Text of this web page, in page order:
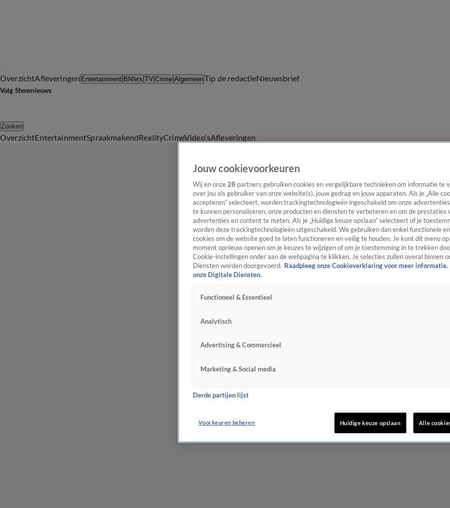
OverzichtAfleveringen Entertainment BN'ers TV Crime AlgemeenTip de redactieNieuwsbrief
Volg Shownieuws
Zoeken
OverzichtEntertainmentSpraakmakendRealityCrimeVideo'sAfleveringen
Jouw cookievoorkeuren
Wij en onze 28 partners gebruiken cookies en vergelijkbare technieken om informatie te
over jou als gebruiker van onze website(s), jouw gedrag en jouw apparaten. Als je „Alle
accepteren” selecteert, worden trackingtechnologieën ingeschakeld om onze
te kunnen personaliseren, onze producten en diensten te verbeteren en om de prestaties
advertenties en content te meten. Als je „Huidige keuze opslaan” selecteert of je
worden deze trackingtechnologieën uitgeschakeld. We gebruiken dan enkel functionele
cookies om de website goed te laten functioneren en veilig te houden. Je kunt dit menu
moment opnieuw openen om je keuzes te wijzigen of om je toestemming in te trekken
Cookie-instellingen onder aan de webpagina te klikken. Je selecties zullen overal binnen
Diensten worden doorgevoerd. Raadpleeg onze Cookieverklaring voor meer informatie.
onze Digitale Diensten.
Functioneel & Essentieel
Analytisch
Advertising & Commercieel
Marketing & Social media
Derde partijen lijst
Voorkeuren beheren Huidige keuze opslaan Alle